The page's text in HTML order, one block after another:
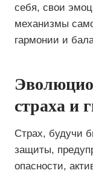
себя, свои
механизмы
гармонии и
страха и
Страх, будучи
защиты,
опасности,